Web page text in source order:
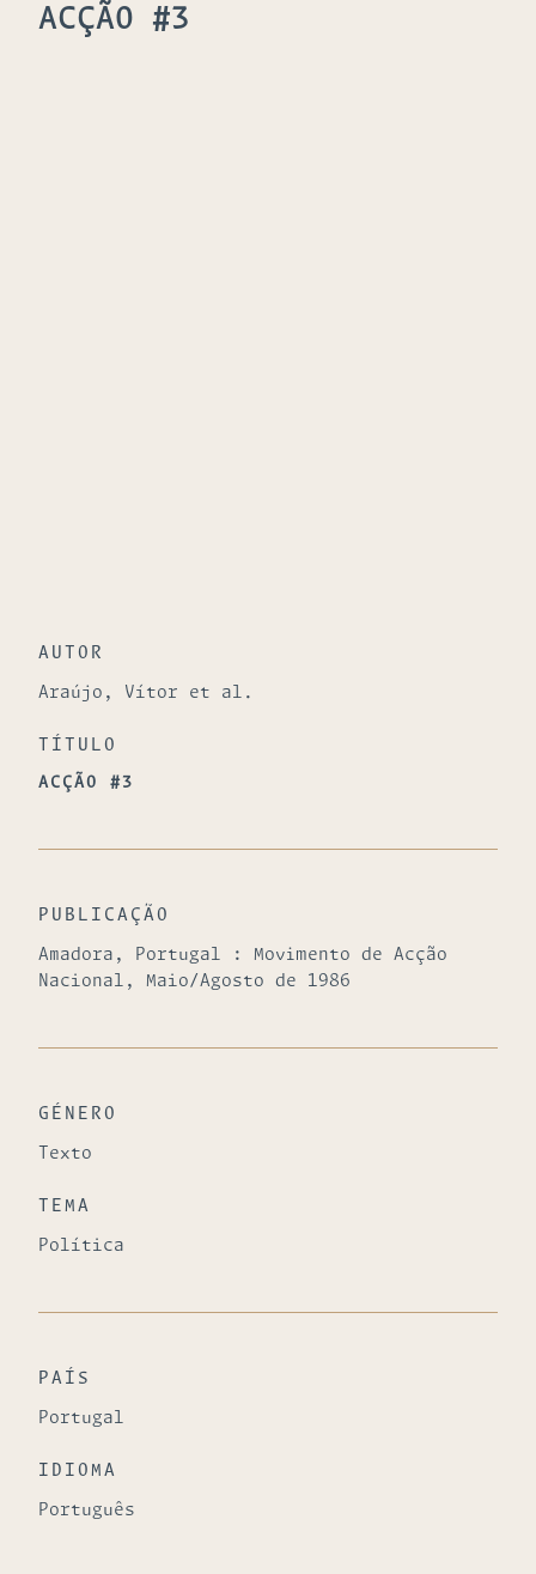
ACÇÃO #3
AUTOR
Araújo, Vítor et al.
TÍTULO
ACÇÃO #3
PUBLICAÇÃO
Amadora, Portugal : Movimento de Acção
Nacional, Maio/Agosto de 1986
GÉNERO
Texto
TEMA
Política
PAÍS
Portugal
IDIOMA
Português